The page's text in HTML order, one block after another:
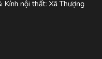
nội thất: Xã Thượng